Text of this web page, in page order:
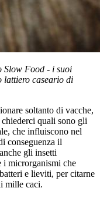
Slow Food - i suoi
lattiero caseario di
soltanto di vacche,
quali sono gli
che influiscono nel
conseguenza il
gli insetti
microrganismi che
e lieviti, per citarne
mille caci.